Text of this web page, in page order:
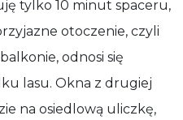
tylko 10 minut spaceru,
otoczenie, czyli
odnosi się
lasu. Okna z drugiej
na osiedlową uliczkę,